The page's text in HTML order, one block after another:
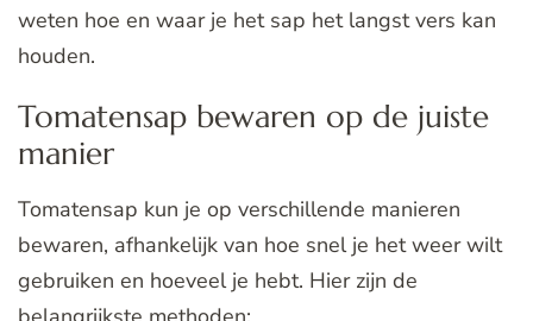
weten hoe en waar je het sap het langst vers kan
houden.
Tomatensap bewaren op de juiste
manier
Tomatensap kun je op verschillende manieren
bewaren, afhankelijk van hoe snel je het weer wilt
gebruiken en hoeveel je hebt. Hier zijn de